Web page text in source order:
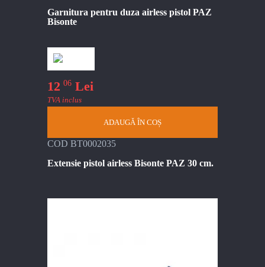
Garnitura pentru duza airless pistol PAZ
Bisonte
12 06 Lei
TVA inclus
ADAUGĂ ÎN COȘ
COD BT0002035
Extensie pistol airless Bisonte PAZ 30 cm.